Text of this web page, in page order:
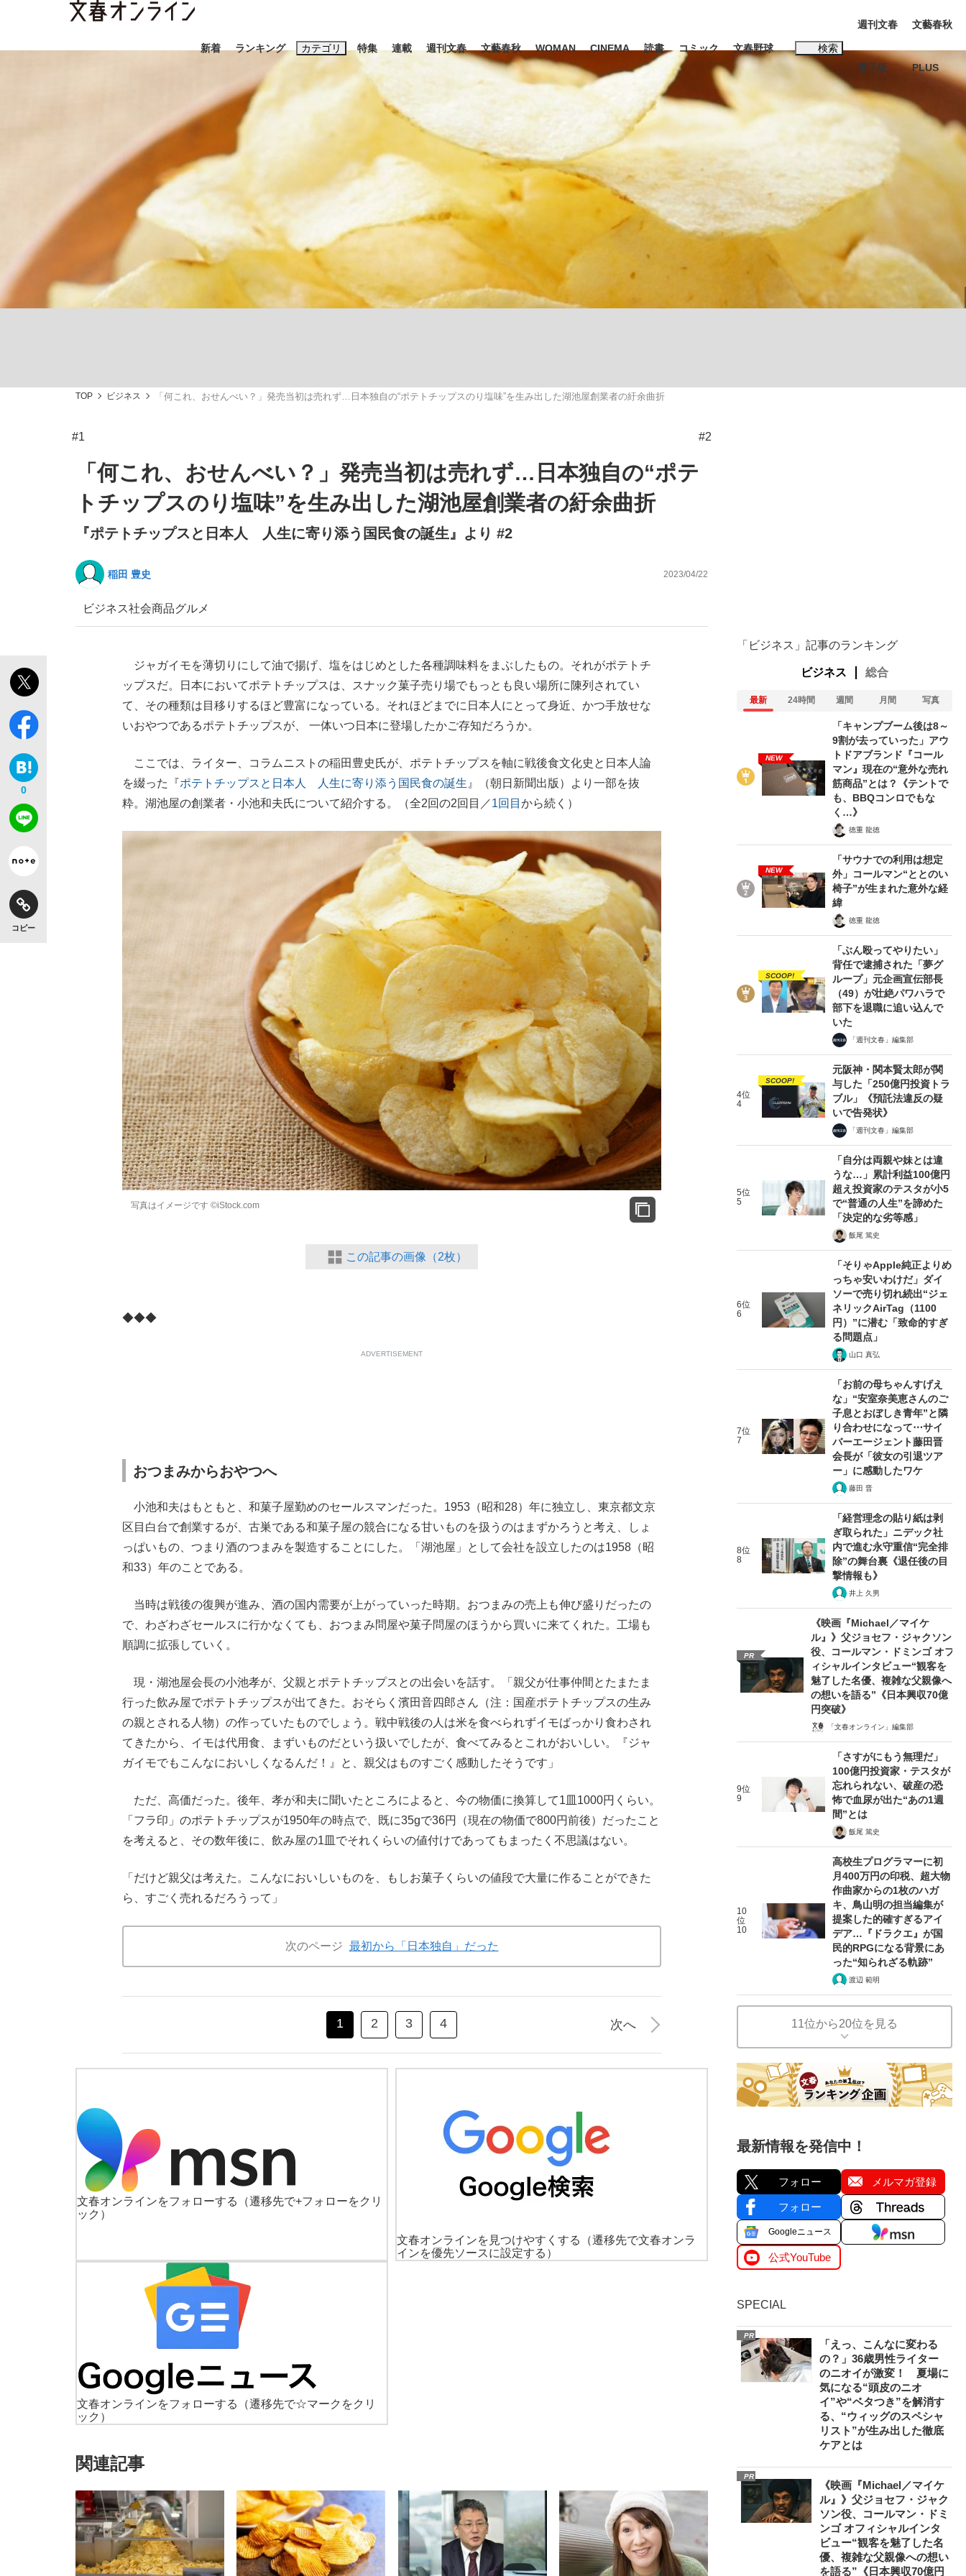
新着 ランキング カテゴリ
ニュース ライフ ビジネス インタビュー
《BTS厳戒トーキョー滞在記》RM→渋谷で飲み会、JIN→伊豆の... 「90%は失敗する。でも…」本田圭佑が初めて明かした日本代表監督に...
「クマが悪者扱いされているのが悲しい」『北の国から』倉本聰氏（91...
もっと見る
特集
終戦から81年 日本生まれのK-POPアイドルたち
キングの誕生を、目撃せよ。
もっと見る
連載 週刊文春 文藝春秋 WOMAN CINEMA 読書 コミック 文春野球 検索
キーワード入力
おすすめのキーワードタグ一覧
#藤田晋 #三山凌輝 #高市早苗 #後藤真希 #森岡毅 #城彰二 #内田有紀
#松田聖子
#玉木雄一郎
#亀和田武
週刊文春
電子版
文藝春秋
PLUS
TOP ビジネス 「何これ、おせんべい？」発売当初は売れず…日本独自の“ポテトチップスのり塩味”を生み出した湖池屋創業者の紆余曲折
#1 #2
「何これ、おせんべい？」発売当初は売れず…日本独自の“ポテ
トチップスのり塩味”を生み出した湖池屋創業者の紆余曲折
『ポテトチップスと日本人 人生に寄り添う国民食の誕生』より #2
稲田 豊史 2023/04/22
ビジネス社会商品グルメ
0
コピー
ジャガイモを薄切りにして油で揚げ、塩をはじめとした各種調味料をまぶしたもの。それがポテトチ
ップスだ。日本においてポテトチップスは、スナック菓子売り場でもっとも良い場所に陳列されてい
て、その種類は目移りするほど豊富になっている。それほどまでに日本人にとって身近、かつ手放せな
いおやつであるポテトチップスが、 一体いつ日本に登場したかご存知だろうか。
ここでは、ライター、コラムニストの稲田豊史氏が、ポテトチップスを軸に戦後食文化史と日本人論
を綴った『ポテトチップスと日本人 人生に寄り添う国民食の誕生 』（朝日新聞出版）より一部を抜
粋。湖池屋の創業者・小池和夫氏について紹介する。（全2回の2回目／1回目 から続く）
写真はイメージです ©iStock.com
この記事の画像（2枚）
◆◆◆
ADVERTISEMENT
おつまみからおやつへ
小池和夫はもともと、和菓子屋勤めのセールスマンだった。1953（昭和28）年に独立し、東京都文京
区目白台で創業するが、古巣である和菓子屋の競合になる甘いものを扱うのはまずかろうと考え、しょ
っぱいもの、つまり酒のつまみを製造することにした。「湖池屋」として会社を設立したのは1958（昭
和33）年のことである。
当時は戦後の復興が進み、酒の国内需要が上がっていった時期。おつまみの売上も伸び盛りだったの
で、わざわざセールスに行かなくても、おつまみ問屋や菓子問屋のほうから買いに来てくれた。工場も
順調に拡張していく。
現・湖池屋会長の小池孝が、父親とポテトチップスとの出会いを話す。「親父が仕事仲間とたまたま
行った飲み屋でポテトチップスが出てきた。おそらく濱田音四郎さん（注：国産ポテトチップスの生み
の親とされる人物）の作っていたものでしょう。戦中戦後の人は米を食べられずイモばっかり食わされ
てきたから、イモは代用食、まずいものだという扱いでしたが、食べてみるとこれがおいしい。『ジャ
ガイモでもこんなにおいしくなるんだ！』と、親父はものすごく感動したそうです」
ただ、高価だった。後年、孝が和夫に聞いたところによると、今の物価に換算して1皿1000円くらい。
「フラ印」のポテトチップスが1950年の時点で、既に35gで36円（現在の物価で800円前後）だったこと
を考えると、その数年後に、飲み屋の1皿でそれくらいの値付けであってもまったく不思議はない。
「だけど親父は考えた。こんなにおいしいものを、もしお菓子くらいの値段で大量に作ることができた
ら、すごく売れるだろうって」
次のページ 最初から「日本独自」だった
1 2 3 4 次へ
文春オンラインをフォローする
（遷移先で+フォローをクリ
ック）
文春オンラインを見つけやすくする
（遷移先で文春オンラ
インを優先ソースに設定する）
文春オンラインをフォローする
（遷移先で☆マークをクリ
ック）
関連記事
「ビジネス」記事のランキング
ビジネス 総合
最新 24時間 週間 月間 写真
NEW
「キャンプブーム後は8～
9割が去っていった」アウ
トドアブランド『コール
マン』現在の“意外な売れ
筋商品”とは？《テントで
も、BBQコンロでもな
く…》
徳重 龍徳
NEW
「サウナでの利用は想定
外」コールマン“ととのい
椅子”が生まれた意外な経
緯
徳重 龍徳
SCOOP!
「ぶん殴ってやりたい」
背任で逮捕された「夢グ
ループ」元企画宣伝部長
（49）が壮絶パワハラで
部下を退職に追い込んで
いた
「週刊文春」編集部
4位
4
SCOOP!
元阪神・関本賢太郎が関
与した「250億円投資トラ
ブル」《預託法違反の疑
いで告発状》
「週刊文春」編集部
5位
5
「自分は両親や妹とは違
うな…」累計利益100億円
超え投資家のテスタが小5
で“普通の人生”を諦めた
「決定的な劣等感」
飯尾 篤史
6位
6
「そりゃApple純正よりめ
っちゃ安いわけだ」ダイ
ソーで売り切れ続出“ジェ
ネリックAirTag（1100
円）”に潜む「致命的すぎ
る問題点」
山口 真弘
7位
7
「お前の母ちゃんすげえ
な」“安室奈美恵さんのご
子息とおぼしき青年”と隣
り合わせになって⋯サイ
バーエージェント藤田晋
会長が「彼女の引退ツア
ー」に感動したワケ
藤田 晋
8位
8
「経営理念の貼り紙は剥
ぎ取られた」ニデック社
内で進む永守重信“完全排
除”の舞台裏《退任後の目
撃情報も》
井上 久男
PR
《映画『Michael／マイケ
ル』》父ジョセフ・ジャクソン
役、コールマン・ドミンゴ オフ
ィシャルインタビュー“観客を
魅了した名優、複雑な父親像へ
の想いを語る”《日本興収70億
円突破》
「文春オンライン」編集部
9位
9
「さすがにもう無理だ」
100億円投資家・テスタが
忘れられない、破産の恐
怖で血尿が出た“あの1週
間”とは
飯尾 篤史
10
位
10
高校生プログラマーに初
月400万円の印税、超大物
作曲家からの1枚のハガ
キ、鳥山明の担当編集が
提案した的確すぎるアイ
デア…『ドラクエ』が国
民的RPGになる背景にあ
った“知られざる軌跡”
渡辺 範明
11位から20位を見る
最新情報を発信中！
フォロー メルマガ登録
フォロー
Googleニュース
公式YouTube
SPECIAL
PR
「えっ、こんなに変わる
の？」36歳男性ライター
のニオイが激変！ 夏場に
気になる“頭皮のニオ
イ”や“ベタつき”を解消す
る、“ウィッグのスペシャ
リスト”が生み出した徹底
ケアとは
PR
《映画『Michael／マイケ
ル』》父ジョセフ・ジャク
ソン役、コールマン・ドミ
ンゴ オフィシャルインタ
ビュー“観客を魅了した名
優、複雑な父親像への想い
を語る”《日本興収70億円